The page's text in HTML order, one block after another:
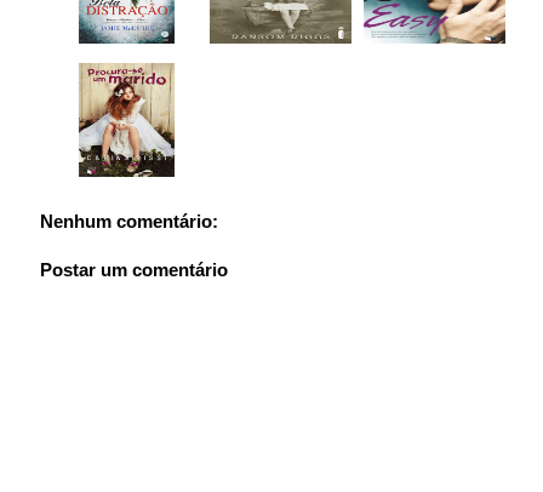
Nenhum comentário:
Postar um comentário